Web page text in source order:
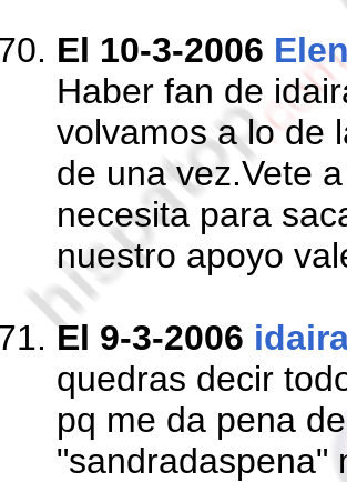
El 10-3-2006
Haber fan de
volvamos a lo de
de una vez.Vete
necesita para
nuestro apoyo
El 9-3-2006
quedras decir
pq me da pena
"sandradaspena"